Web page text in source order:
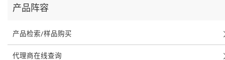
产品阵容
产品检索/样品购买
代理商在线查询